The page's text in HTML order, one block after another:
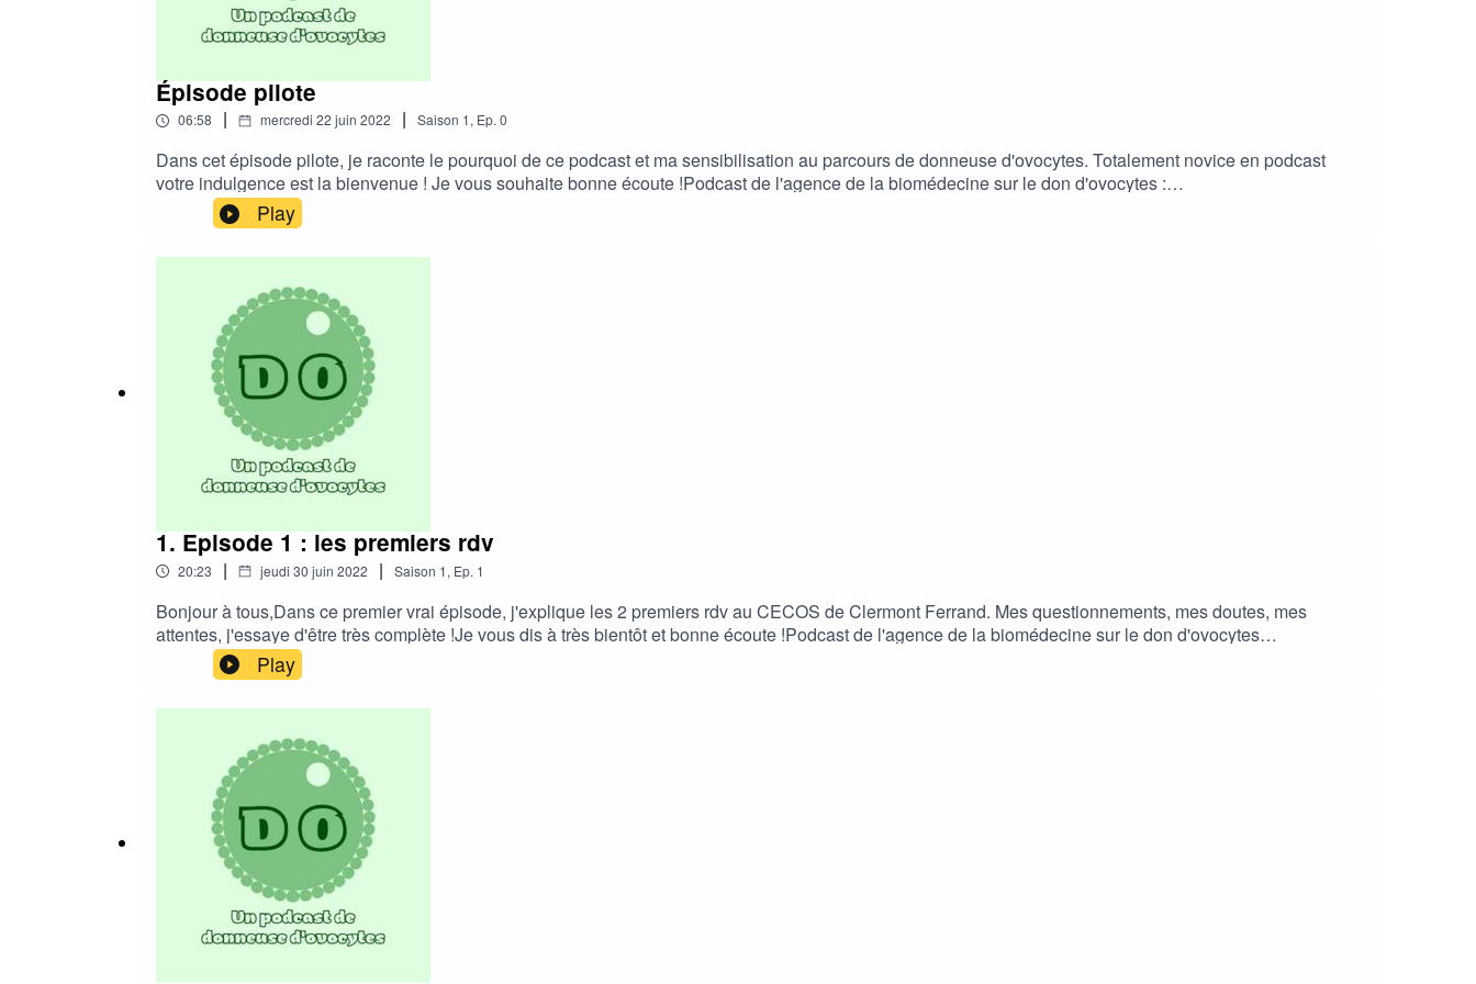
Épisode pilote
06:58 | mercredi 22 juin 2022 | Saison 1, Ep.0
Dans cet épisode pilote, je raconte le pourquoi de ce podcast et ma sensibilisation au parcours de donneuse d'ovocytes. Totalement novice en podcast
votre indulgence est la bienvenue ! Je vous souhaite bonne écoute !Podcast de l'agence de la biomédecine sur le don d'ovocytes :
https://podcasts.google.com/feed/aHR0cHM6Ly9yc3MuYXJ0MTkuY29tL2xlLWRvbi1kLW92b2N5dGU/episode/Z2lkOi8vYXJ0MTktZXBpc29kZS1sb2NhdG
9yL1YwL3I4VVdRbzctSTBiX2phb2tIRDNWenktZTlwcEpsRTBVamVERENfRVp0NWc?ep=14La très bonne série détaillée en 5 épisodes "Plaisir d'offrir"
de Arte radio disponible sur Google Podcast et surement d'autres plateformes 1er episode :
5yc3M/episode/dGFnOnNvdW5kY2xvdWQsMjAxMDp0cmFja3MvNjEwMTY4NzM3?ep=14
Play
1. Episode 1 : les premiers rdv
20:23 | jeudi 30 juin 2022 | Saison 1, Ep. 1
Bonjour à tous,Dans ce premier vrai épisode, j'explique les 2 premiers rdv au CECOS de Clermont Ferrand. Mes questionnements, mes doutes, mes
attentes, j'essaye d'être très complète !Je vous dis à très bientôt et bonne écoute !Podcast de l'agence de la biomédecine sur le don d'ovocytes
:https://podcasts.google.com/feed/aHR0cHM6Ly9yc3MuYXJ0MTkuY29tL2xlLWRvbi1kLW92b2N5dGU/episode/Z2lkOi8vYXJ0MTktZXBpc29kZS1sb2NhdG
9yL1YwL3I4VVdRbzctSTBiX2phb2tIRDNWenktZTlwcEpsRTBVamVERENfRVp0NWc?ep=14La très bonne série détaillée en 5 épisodes "Plaisir d'offrir"
de Arte radio disponible sur Google Podcast et surement d'autres plateformes1er episode :
5yc3M/episode/dGFnOnNvdW5kY2xvdWQsMjAxMDp0cmFja3MvNjEwMTY4NzM3?ep=14www.dondovocytes.frwww.dondespermatozoides.frJ'ai
découvert récemment une super association de donneurs de gamètes, beaucoup d'infos fiables sur site. https://donsdegametes-solidaires.fr/presentation/
Play